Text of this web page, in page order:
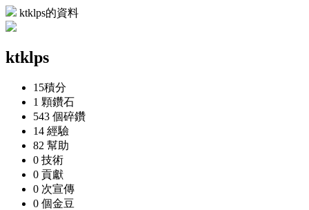
ktklps的資料
ktklps
15積分
1 顆鑽石
543 個碎鑽
14 經驗
82 幫助
0 技術
0 貢獻
0 次宣傳
0 個金豆